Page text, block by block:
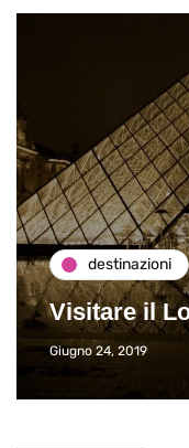
destinazioni
Visitare il
Giugno 24, 2019